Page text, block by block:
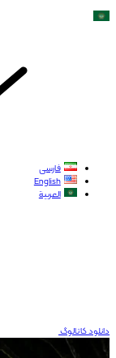
فارسی
English
العربية
دانلود کاتالوگ